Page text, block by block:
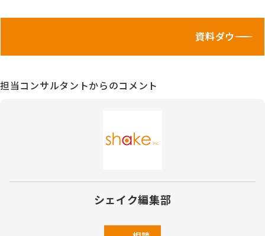
資料ダウンロ
担当コンサルタントからのコメント
シェイク編集部